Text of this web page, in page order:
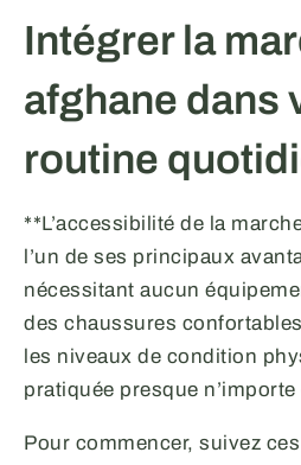
Intégrer la
afghane dans
routine
**L’accessibilité de la
l’un de ses principaux
nécessitant aucun
des chaussures
les niveaux de condition
pratiquée presque n’importe
Pour commencer, suivez